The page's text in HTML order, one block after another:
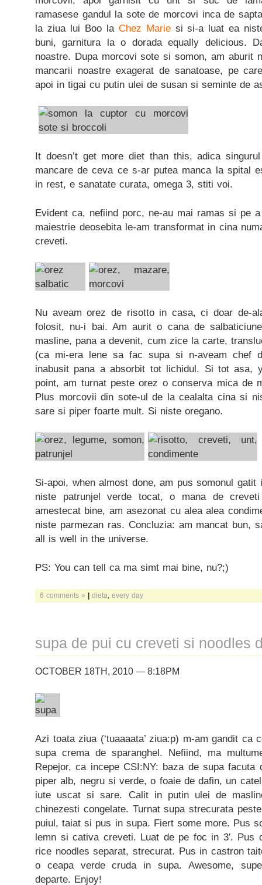
ramasese gandul la sote de morcovi inca de
la ziua lui Boo la Chez Mariesi si-a luat ea
buni, garnitura la o dorada equally delicious.
noastre. Dupa morcovi sote si somon, am aburit
mancarii noastre exagerat de sanatoase, pe
apoi in tigai cu putin ulei de susan si seminte de
It doesn’t get more diet than this, adica
mancare de ceva ce s-ar putea manca la spital
in rest, e sanatate curata, omega 3, stiti voi.
Evident ca, nefiind porc, ne-au mai ramas si pe
maiestrie deosebita le-am transformat in cina
creveti.
Nu aveam orez de risotto in casa, ci doar de-
folosit, nu-i bai. Am aurit o cana de
masline, pana a devenit, cum zice la carte,
(ca mi-era lene sa fac supa si n-aveam chef
inabusit pana a absorbit tot lichidul. Si tot asa,
point, am turnat peste orez o conserva mica de
Plus morcovii din sote-ul de la cealalta cina si
sare si piper foarte mult. Si niste oregano.
Si-apoi, when almost done, am pus somonul
niste patrunjel verde tocat, o mana de
amestecat bine, am asezonat cu alea alea
niste parmezan ras. Concluzia: am mancat bun,
all is well in the universe.
PS: You can tell ca ma simt mai bine, nu?;)
6 comments » | dieta every day
supa de pui cu creveti si noodles
OCTOBER 18TH, 2010 — 8:18PM
Azi toata ziua (‘tuaaaata’ ziua:p) m-am gandit ca
supa crema de sparanghel. Nefiind, ma
Repejor, ca incepe CSI:NY: baza de supa
piper alb, negru si verde, o foaie de dafin, un
iute uscat si sare. Calit in putin ulei de
chinezesti congelate. Turnat supa strecurata
puiul, taiat si pus in supa. Fiert some more. Pus
lemn si cativa creveti. Luat de pe foc in 3′. Pus
rice noodles separat, strecurat. Pus in castron
o ceapa verde cruda in supa. Awesome,
departe. Enjoy!